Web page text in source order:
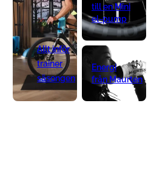
Allt inför
trainer
säsongen
till en Mini
el-pump
Energi
från Maurten